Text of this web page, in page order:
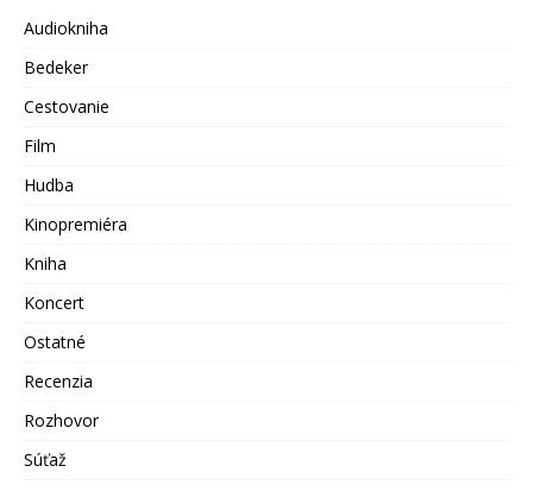
Audiokniha
Bedeker
Cestovanie
Film
Hudba
Kinopremiéra
Kniha
Koncert
Ostatné
Recenzia
Rozhovor
Súťaž